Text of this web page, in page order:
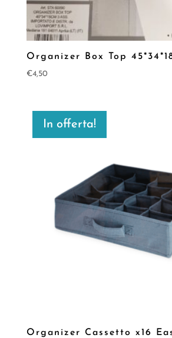
Organizer Box Top
€4,50
In offerta!
Organizer Cassetto x16